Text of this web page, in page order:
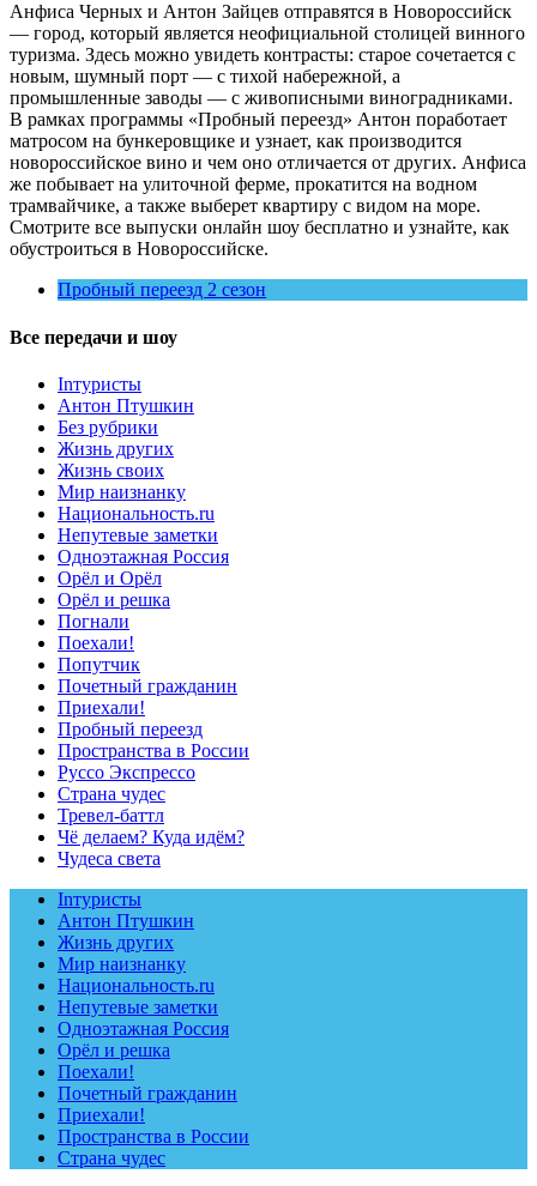
Анфиса Черных и Антон Зайцев отправятся в Новороссийск
— город, который является неофициальной столицей винного
туризма. Здесь можно увидеть контрасты: старое сочетается с
новым, шумный порт — с тихой набережной, а
промышленные заводы — с живописными виноградниками.
В рамках программы «Пробный переезд» Антон поработает
матросом на бункеровщике и узнает, как производится
новороссийское вино и чем оно отличается от других. Анфиса
же побывает на улиточной ферме, прокатится на водном
трамвайчике, а также выберет квартиру с видом на море.
Смотрите все выпуски онлайн шоу бесплатно и узнайте, как
обустроиться в Новороссийске.
Пробный переезд 2 сезон
Все передачи и шоу
Inтуристы
Антон Птушкин
Без рубрики
Жизнь других
Жизнь своих
Мир наизнанку
Национальность.ru
Непутевые заметки
Одноэтажная Россия
Орёл и Орёл
Орёл и решка
Погнали
Поехали!
Попутчик
Почетный гражданин
Приехали!
Пробный переезд
Пространства в России
Руссо Экспрессо
Страна чудес
Тревел-баттл
Чё делаем? Куда идём?
Чудеса света
Inтуристы
Антон Птушкин
Жизнь других
Мир наизнанку
Национальность.ru
Непутевые заметки
Одноэтажная Россия
Орёл и решка
Поехали!
Почетный гражданин
Приехали!
Пространства в России
Страна чудес